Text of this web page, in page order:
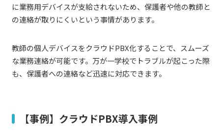
に業務用デバイスが支給されないため、保護者や他の教師と
の連絡が取りにくいという事情があります。
教師の個人デバイスをクラウドPBX化することで、スムーズ
な業務連絡が可能です。万が一学校でトラブルが起こった際
も、保護者への連絡など迅速に対応できます。
【事例】クラウドPBX導入事例